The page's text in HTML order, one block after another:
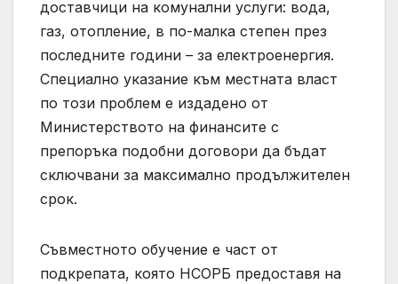
доставчици на комунални услуги: вода,
газ, отопление, в по-малка степен през
последните години – за електроенергия.
Специално указание към местната власт
по този проблем е издадено от
Министерството на финансите с
препоръка подобни договори да бъдат
сключвани за максимално продължителен
срок.
Съвместното обучение е част от
подкрепата, която НСОРБ предоставя на